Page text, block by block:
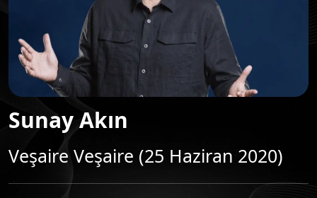
Sunay Akın
Veşaire Veşaire (25 Haziran 2020)